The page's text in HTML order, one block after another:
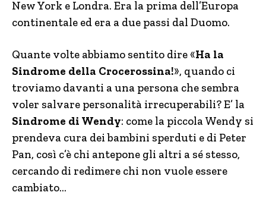
New York e Londra. Era la prima dell’Europa
continentale ed era a due passi dal Duomo.
Quante volte abbiamo sentito dire «Ha la
Sindrome della Crocerossina!», quando ci
troviamo davanti a una persona che sembra
voler salvare personalità irrecuperabili? E’ la
Sindrome di Wendy: come la piccola Wendy si
prendeva cura dei bambini sperduti e di Peter
Pan, così c’è chi antepone gli altri a sé stesso,
cercando di redimere chi non vuole essere
cambiato…